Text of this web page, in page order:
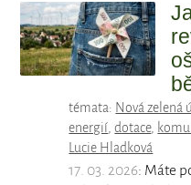
témata: Nová zelená
energií,dotace,
Lucie Hladková
17. 03. 2026: Máte